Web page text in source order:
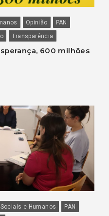
Opinião
PAN
Transparência
600 milhões
e Humanos
PAN